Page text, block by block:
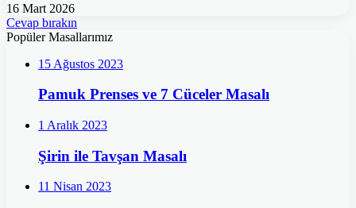
16 Mart 2026
Cevap bırakın
Popüler Masallarımız
15 Ağustos 2023
Pamuk Prenses ve 7 Cüceler Masalı
1 Aralık 2023
Şirin ile Tavşan Masalı
11 Nisan 2023